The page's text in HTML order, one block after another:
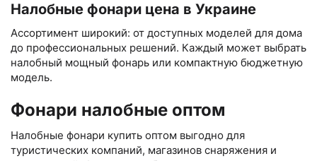
Налобные фонари цена в Украине
Ассортимент широкий: от доступных моделей для дома
до профессиональных решений. Каждый может выбрать
налобный мощный фонарь или компактную бюджетную
модель.
Фонари налобные оптом
Налобные фонари купить оптом выгодно для
туристических компаний, магазинов снаряжения и